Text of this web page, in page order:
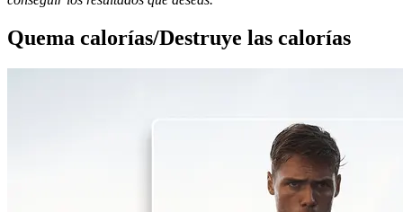
Quema calorías/Destruye las calorías